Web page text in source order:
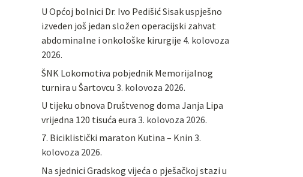
U Općoj bolnici Dr. Ivo Pedišić Sisak uspješno
izveden još jedan složen operacijski zahvat
abdominalne i onkološke kirurgije 4. kolovoza
2026.
ŠNK Lokomotiva pobjednik Memorijalnog
turnira u Šartovcu 3. kolovoza 2026.
U tijeku obnova Društvenog doma Janja Lipa
vrijedna 120 tisuća eura 3. kolovoza 2026.
7. Biciklistički maraton Kutina – Knin 3.
kolovoza 2026.
Na sjednici Gradskog vijeća o pješačkoj stazi u